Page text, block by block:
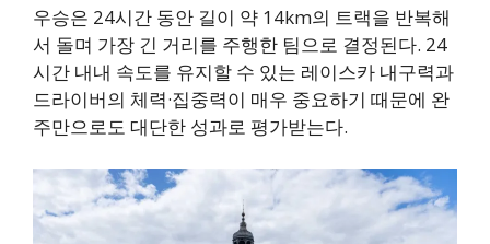
우승은 24시간 동안 길이 약 14km의 트랙을 반복해
서 돌며 가장 긴 거리를 주행한 팀으로 결정된다. 24
시간 내내 속도를 유지할 수 있는 레이스카 내구력과
드라이버의 체력·집중력이 매우 중요하기 때문에 완
주만으로도 대단한 성과로 평가받는다.